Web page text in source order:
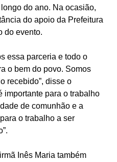
do ano. Na ocasião,
do apoio da Prefeitura
do evento.
essa parceria e todo o
o bem do povo. Somos
recebido”, disse o
importante para o trabalho
de comunhão e a
o trabalho a ser
Inês Maria também